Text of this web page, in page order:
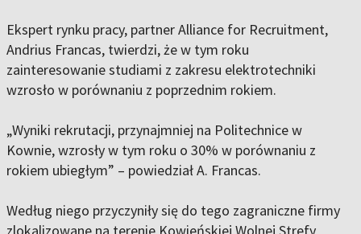
Ekspert rynku pracy, partner Alliance for Recruitment,
Andrius Francas, twierdzi, że w tym roku
zainteresowanie studiami z zakresu elektrotechniki
wzrosło w porównaniu z poprzednim rokiem.
„Wyniki rekrutacji, przynajmniej na Politechnice w
Kownie, wzrosły w tym roku o 30% w porównaniu z
rokiem ubiegłym” – powiedział A. Francas.
Według niego przyczyniły się do tego zagraniczne firmy